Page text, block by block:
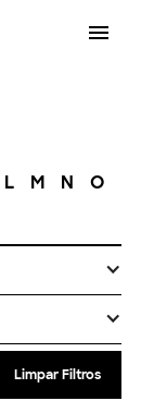
L M N O
Limpar Filtros